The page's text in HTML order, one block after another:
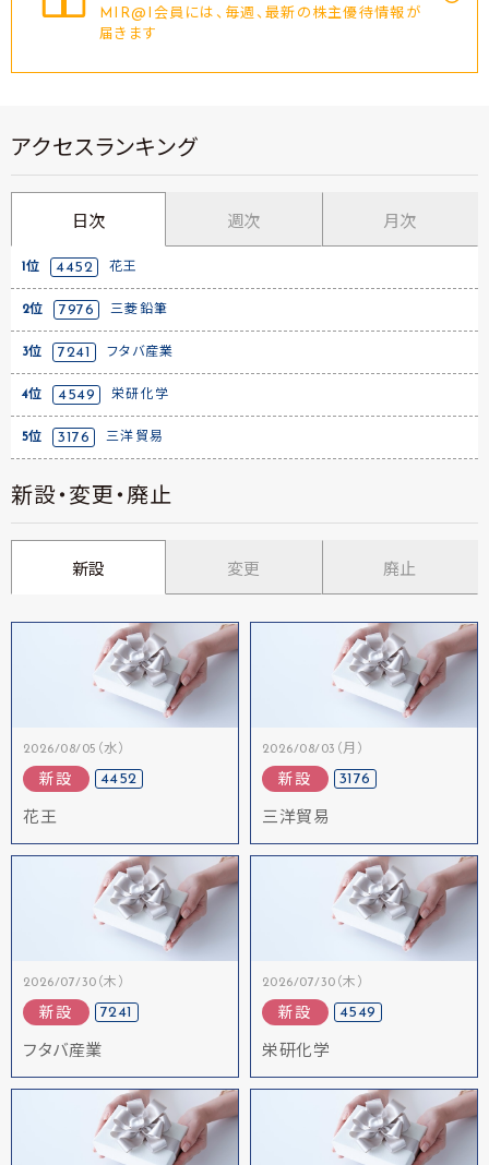
MIR@I会員には、毎週、最新の株主優待情報が
届きます
アクセスランキング
日次 週次 月次
1位 4452 花王
2位 7976 三菱鉛筆
3位 7241 フタバ産業
4位 4549 栄研化学
5位 3176 三洋貿易
新設・変更・廃止
新設 変更 廃止
2026/08/05（水）
新設 4452
花王
2026/08/03（月）
新設 3176
三洋貿易
2026/07/30（木）
新設 7241
フタバ産業
2026/07/30（木）
新設 4549
栄研化学